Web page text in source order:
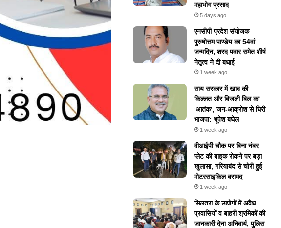
महाभोग प्रसाद
5 days ago
एनसीपी प्रदेश संयोजक
पुरुषोत्तम पाण्डेय का 54वां
जन्मदिन, शरद पवार समेत शीर्ष
नेतृत्व ने दी बधाई
1 week ago
​साय सरकार में खाद की
किल्लत और बिजली बिल का
‘आतंक’, जन-आक्रोश से घिरी
भाजपा: भूपेश बघेल
1 week ago
वीआईपी चौक पर बिना नंबर
प्लेट की बाइक रोकने पर बड़ा
खुलासा, गरियाबंद से चोरी हुई
मोटरसाइकिल बरामद
1 week ago
सिलतरा के उद्योगों में अवैध
प्रवासियों व बाहरी श्रमिकों की
जानकारी देना अनिवार्य, पुलिस